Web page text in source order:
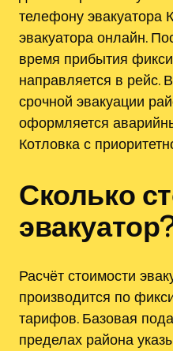
телефону эвакуатора
эвакуатора онлайн.
время прибытия
направляется в рейс.
срочной эвакуации
оформляется
Котловка с
Сколько
Расчёт стоимости
производится по
тарифов. Базовая
пределах района